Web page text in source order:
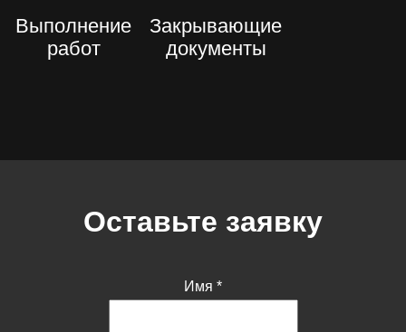
Выполнение
работ
Закрывающие
документы
Оставьте заявку
Имя *